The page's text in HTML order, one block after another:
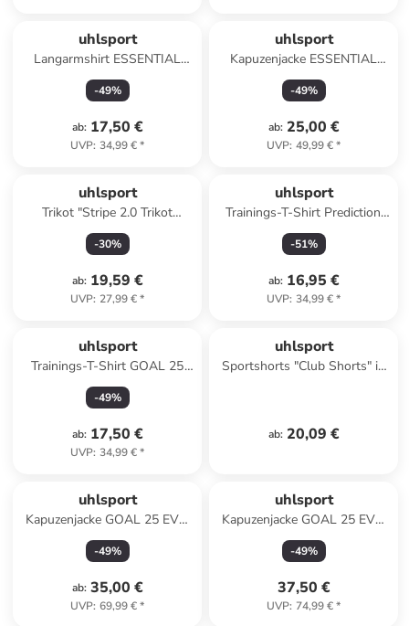
uhlsport
Langarmshirt ESSENTIAL
TRAINING TOP in
azurblau/weiß
-49%
ab: 17,50 €
UVP: 34,99 €*
uhlsport
Kapuzenjacke ESSENTIAL
HOOD Kids in schwarz
-49%
ab: 25,00 €
UVP: 49,99 €*
uhlsport
Trikot "Stripe 2.0 Trikot
Kurzarm" in Rot
-30%
ab: 19,59 €
UVP: 27,99 €*
uhlsport
Trainings-T-Shirt Prediction
Kids in marine
-51%
ab: 16,95 €
UVP: 34,99 €*
uhlsport
Trainings-T-Shirt GOAL 25
TRIKOT Kids in
limonengelb/schwarz
-49%
ab: 17,50 €
UVP: 34,99 €*
uhlsport
Sportshorts "Club Shorts" in
ab: 20,09 €
uhlsport
Kapuzenjacke GOAL 25 EVO
WOVEN HOOD JACKET Kids
in marine
-49%
ab: 35,00 €
UVP: 69,99 €*
uhlsport
Kapuzenjacke GOAL 25 EVO
WOVEN HOOD JACKET in
dark grau melange
-49%
37,50 €
UVP: 74,99 €*